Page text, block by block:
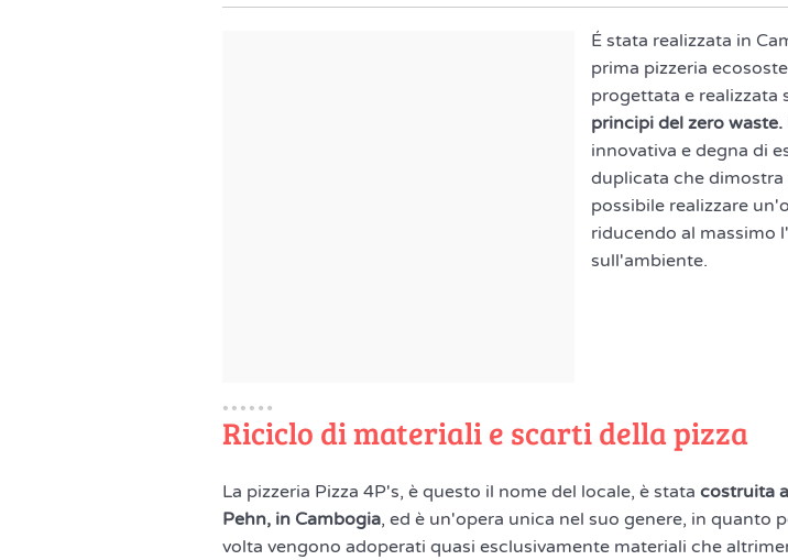
É stata realizzata in
prima pizzeria
progettata e realizzata
principi del zero waste.
innovativa e degna di
duplicata che dimostra
possibile realizzare
riducendo al massimo
sull'ambiente.
Riciclo di materiali e scarti della pizza
La pizzeria Pizza 4P's, è questo il nome del locale, è stata costruita
Pehn, in Cambogia, ed è un'opera unica nel suo genere, in quanto
volta vengono adoperati quasi esclusivamente materiali che